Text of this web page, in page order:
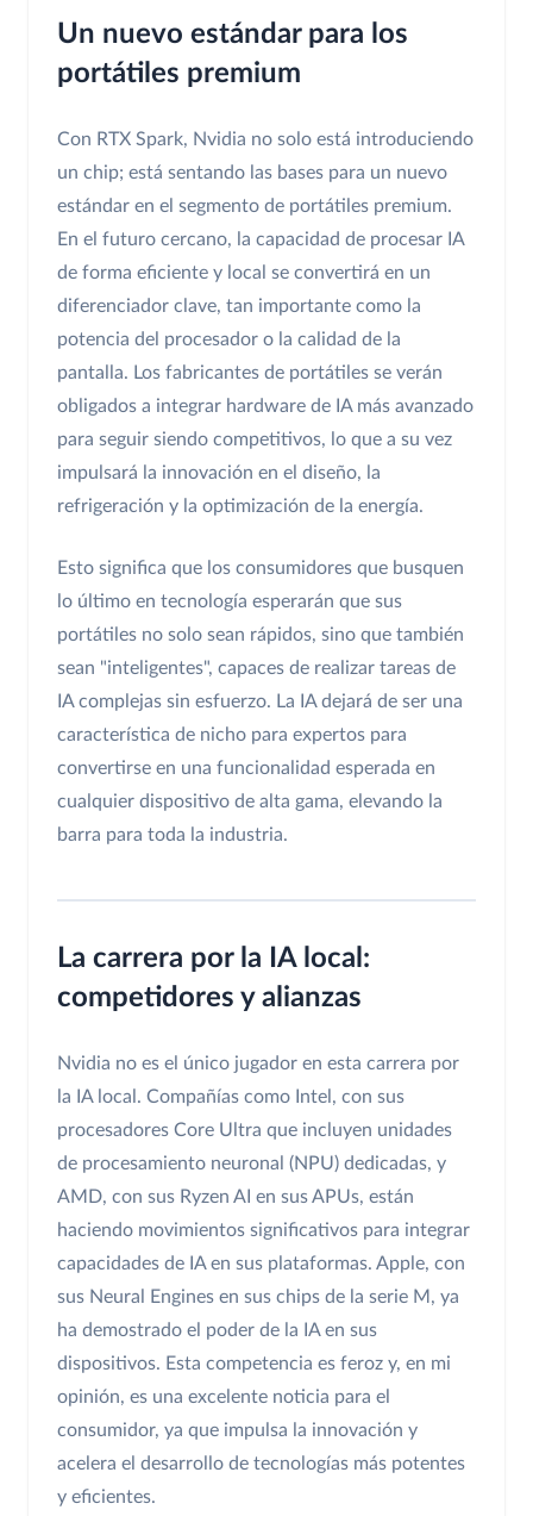
Un nuevo estándar para los
portátiles premium
Con RTX Spark, Nvidia no solo está introduciendo
un chip; está sentando las bases para un nuevo
estándar en el segmento de portátiles premium.
En el futuro cercano, la capacidad de procesar IA
de forma eficiente y local se convertirá en un
diferenciador clave, tan importante como la
potencia del procesador o la calidad de la
pantalla. Los fabricantes de portátiles se verán
obligados a integrar hardware de IA más avanzado
para seguir siendo competitivos, lo que a su vez
impulsará la innovación en el diseño, la
refrigeración y la optimización de la energía.
Esto significa que los consumidores que busquen
lo último en tecnología esperarán que sus
portátiles no solo sean rápidos, sino que también
sean "inteligentes", capaces de realizar tareas de
IA complejas sin esfuerzo. La IA dejará de ser una
característica de nicho para expertos para
convertirse en una funcionalidad esperada en
cualquier dispositivo de alta gama, elevando la
barra para toda la industria.
La carrera por la IA local:
competidores y alianzas
Nvidia no es el único jugador en esta carrera por
la IA local. Compañías como Intel, con sus
procesadores Core Ultra que incluyen unidades
de procesamiento neuronal (NPU) dedicadas, y
AMD, con sus Ryzen AI en sus APUs, están
haciendo movimientos significativos para integrar
capacidades de IA en sus plataformas. Apple, con
sus Neural Engines en sus chips de la serie M, ya
ha demostrado el poder de la IA en sus
dispositivos. Esta competencia es feroz y, en mi
opinión, es una excelente noticia para el
consumidor, ya que impulsa la innovación y
acelera el desarrollo de tecnologías más potentes
y eficientes.